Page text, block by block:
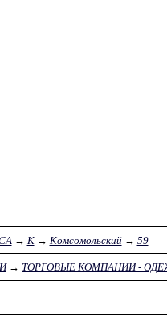
→ К→ Комсомольский→ 59
→ ТОРГОВЫЕ КОМПАНИИ -